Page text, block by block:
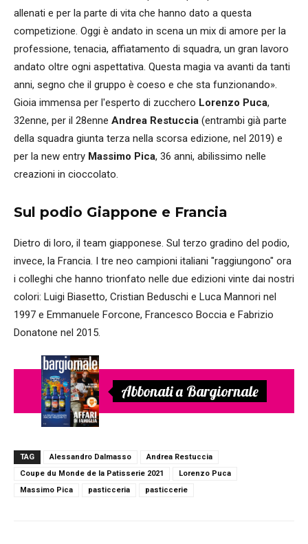
allenati e per la parte di vita che hanno dato a questa
competizione. Oggi è andato in scena un mix di amore per la
professione, tenacia, affiatamento di squadra, un gran lavoro
andato oltre ogni aspettativa. Questa magia va avanti da tanti
anni, segno che il gruppo è coeso e che sta funzionando».
Gioia immensa per l'esperto di zucchero Lorenzo Puca,
32enne, per il 28enne Andrea Restuccia (entrambi già parte
della squadra giunta terza nella scorsa edizione, nel 2019) e
per la new entry Massimo Pica, 36 anni, abilissimo nelle
creazioni in cioccolato.
Sul podio Giappone e Francia
Dietro di loro, il team giapponese. Sul terzo gradino del podio,
invece, la Francia. I tre neo campioni italiani "raggiungono" ora
i colleghi che hanno trionfato nelle due edizioni vinte dai nostri
colori: Luigi Biasetto, Cristian Beduschi e Luca Mannori nel
1997 e Emmanuele Forcone, Francesco Boccia e Fabrizio
Donatone nel 2015.
Abbonati a Bargiornale
TAG Alessandro Dalmasso
Andrea Restuccia
Coupe du Monde de la Patisserie 2021
Lorenzo Puca
Massimo Pica
pasticceria pasticcerie